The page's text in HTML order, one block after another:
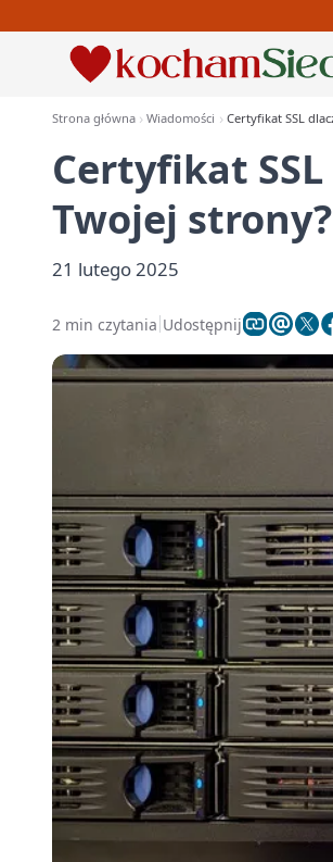
Strona główna Wiadomości Certyfikat SSL
Certyfikat
Twojej strony?
21 lutego 2025
2 min czytania Udostępnij